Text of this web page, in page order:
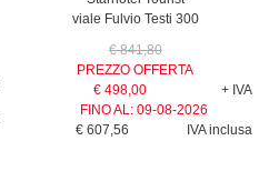
viale Fulvio Testi 300
€ 841,80
PREZZO OFFERTA
+ IVA
€ 498,00
FINO AL:09-08-2026
IVA inclusa
€ 607,56